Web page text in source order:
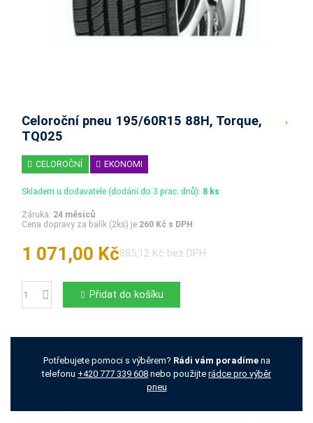
Celoroční pneu 195/60R15 88H, Torque,
TQ025
CELOROČNÍ EKONOMI
Skladem u dodavatele (dodání do 3 prac. dnů): 8 ks
Záruka: 24 měsíců
Cena dopravy za balík (2ks) je 260 Kč s DPH
1 071,00 Kč885,12 Kč bez DPH
Počet Přidat do košíku
Potřebujete pomoci s výběrem? Rádi vám poradímena
telefonu +420 777 339 608 nebo použijte rádce pro výběr
pneu